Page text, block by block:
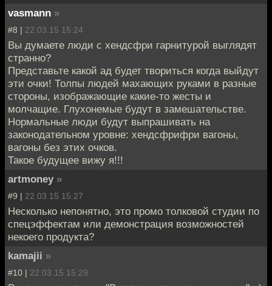
vasmann »
#8 | 22.03.15 15:24
Вы думаете люди с хендсфри гарнитурой выглядят
странно?
Представьте какой ад будет твориться когда выйдут
эти очки! Толпы людей махающих руками в разные
стороны, изображающие какие-то жесты и
молчащие. Глухонемые будут в замешательстве.
Нормальные люди будут выпрашивать на
законодательном уровне: хендсфрифри вагоны,
вагоны без этих очков.
Такое будущее вижу я!!!
artmoney »
#9 | 22.03.15 15:27
Несколько непонятно, это промо толковой студии по
спецэффектам или демонстрация возможностей
некоего продукта?
kamajii »
#10 | 22.03.15 15:29